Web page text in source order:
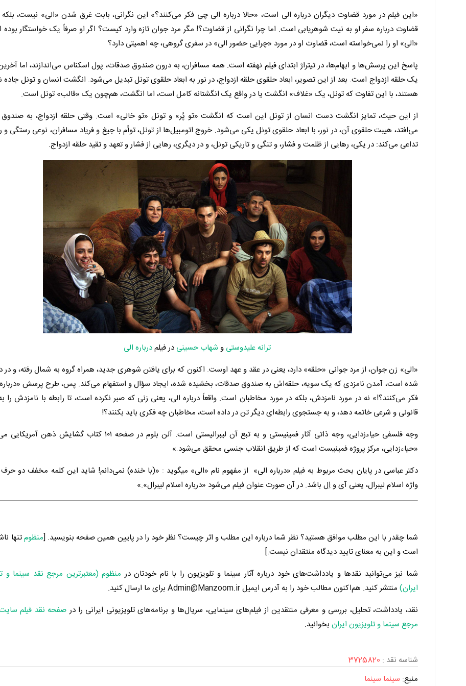
«این فیلم در مورد قضاوت دیگران درباره الی است، «حالا درباره‌ الی چی فکر می‌کنند؟» این نگرانی، بابت غرق شدن «الی» نیست، بلکه
قضاوت درباره‌ سفر او به نیت شوهریابی است. اما چرا نگرانی از قضاوت؟! مگر مرد جوان تازه وارد کیست؟ اگر او صرفاً یک خواستگار
«الی» او را نمی‌خواسته است، قضاوت او در مورد «چرایی حضور الی» در سفری گروهی، چه اهمیتی دارد؟
پاسخ این پرسش‌ها و ابهام‌ها، در تیتراژ ابتدای فیلم نهفته است. همه مسافران، به درون صندوق صدقات، پول اسکناس می‌اندازند، اما
یک حلقه ازدواج است. بعد از این تصویر، ابعاد حلقوی حلقه ازدواج، در نور به ابعاد حلقوی تونل تبدیل می‌شود. انگشت انسان و تونل
هستند، با این تفاوت که تونل، یک «غلاف» انگشت یا در واقع یک انگشتانه کامل است، اما انگشت، هم‌چون یک «قالب» تونل است.
از این حیث، تمایز انگشت دست انسان از تونل این است که انگشت «تو پُر» و تونل «تو خالی» است. وقتی حلقه ازدواج، به
می‌افتد، هیبت حلقوی آن، در نور، با ابعاد حلقوی تونل یکی می‌شود. خروج اتومبیل‌ها از تونل، توأم با جیغ و فریاد مسافران، نوعی رستگی و
تداعی می‌کند: در یکی، رهایی از ظلمت و فشار، و تنگی و تاریکی تونل، و در دیگری، رهایی از فشار و تعهد و تقید حلقه ازدواج.
ترانه علیدوستی و شهاب حسینی در فیلمدرباره الی
«الی» زن جوان، از مرد جوانی «حلقه» دارد، یعنی در عقد و عهد اوست. اکنون که برای یافتن شوهری جدید، همراه گروه به شمال رفته، و در
شده است، آمدن نامزدی که یک سویه، حلقه‌اش به صندوق صدقات، بخشیده شده، ایجاد سؤال و استفهام می‌کند. پس، طرح پرسش
فکر می‌کنند؟!» نه در مورد نامزدش، بلکه در مورد مخاطبان است. واقعاً درباره الی، یعنی زنی که صبر نکرده است، تا رابطه با نامزدش را
قانونی و شرعی خاتمه دهد، و به جستجوی رابطه‌ای دیگر تن در داده است، مخاطبان چه فکری باید بکنند؟!
وجه فلسفی حیاءزدایی، وجه ذاتی آثار فمینیستی و به تبع آن لیبرالیستی است. آلن بلوم در صفحه ۱۰۱ کتاب
«حیاءزدایی، مرکز پروژه فمینیست است که از طریق انقلاب جنسی محقق می‌شود.»
دکتر عباسی در پایان بحث مربوط به فیلم «درباره الی» از مفهوم نام «الی» میگوید : «(با خنده) نمی‌دانم! شاید این کلمه مخفف دو
واژه اسلام لیبرال، یعنی آی و اِل باشد. در آن صورت عنوان فیلم می‌شود «درباره اسلام لیبرال».»
شما چقدر با این مطلب موافق هستید؟ نظر شما درباره این مطلب و اثر چیست؟ نظر خود را در پایین همین صفحه بنویسید. [منظومتنها
است و این به معنای تایید دیدگاه منتقدان نیست.]
شما نیز می‌توانید نقدها و یادداشت‌های خود درباره آثار سینما و تلویزیون را با نام خودتان در منظوم (معتبرترین مرجع نقد سینما و
ایران) منتشر کنید. هم‌اکنون مطالب خود را به آدرس ایمیل Admin@Manzoom.ir برای ما ارسال کنید.
نقد، یادداشت، تحلیل، بررسی و معرفی منتقدین از فیلم‌های سینمایی، سریال‌ها و برنامه‌های تلویزیونی ایرانی را درصفحه نقد فیلم
مرجع سینما و تلویزیون ایران بخوانید.
شناسه نقد : 3725820
منبع: سینما سینما